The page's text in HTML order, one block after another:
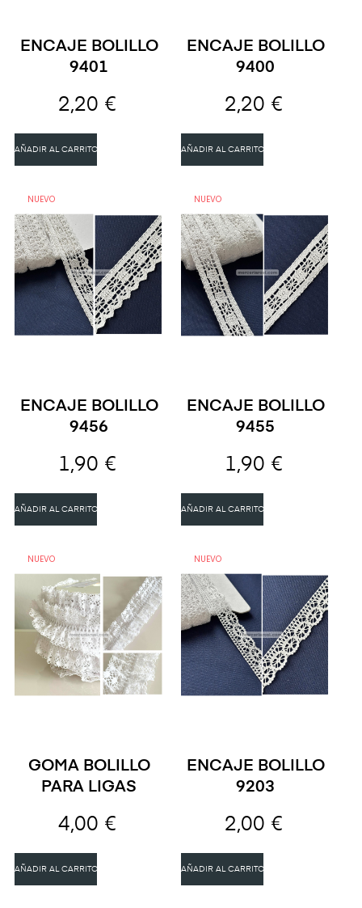
ENCAJE BOLILLO
9401
2,20 €
AÑADIR AL CARRITO
ENCAJE BOLILLO
9400
2,20 €
AÑADIR AL CARRITO
NUEVO
ENCAJE BOLILLO
9456
1,90 €
AÑADIR AL CARRITO
NUEVO
ENCAJE BOLILLO
9455
1,90 €
AÑADIR AL CARRITO
NUEVO
GOMA BOLILLO
PARA LIGAS
4,00 €
AÑADIR AL CARRITO
NUEVO
ENCAJE BOLILLO
9203
2,00 €
AÑADIR AL CARRITO